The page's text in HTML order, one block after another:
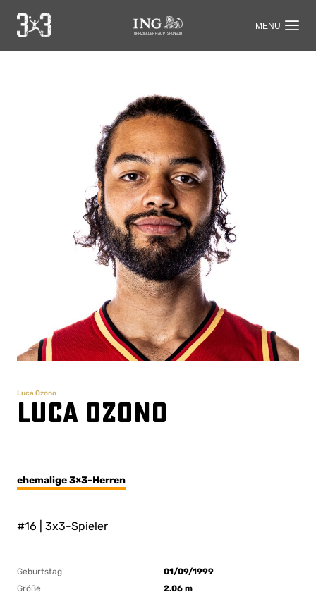
OFFIZIELLER HAUPTSPONSOR
Luca Ozono
Luca Ozono
ehemalige 3×3-Herren
#16 | 3x3-Spieler
Geburtstag
01/09/1999
Größe
2.06 m